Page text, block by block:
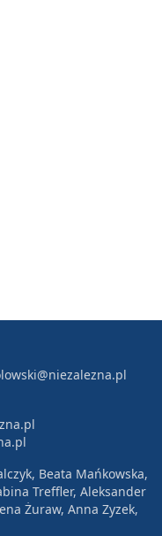
Beata Mańkowska,
Treffler, Aleksander
Żuraw, Anna Zyzek,